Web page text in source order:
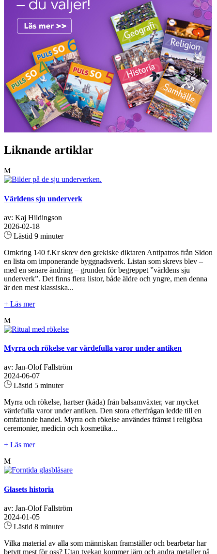
Liknande artiklar
M
Världens sju underverk
av: Kaj Hildingson
2026-02-18
Lästid 9 minuter
Omkring 140 f.Kr skrev den grekiske diktaren Antipatros från Sidon
en lista om imponerande byggnadsverk. Listan som skrevs blev –
med en senare ändring – grunden för begreppet ”världens sju
underverk”. Det finns flera listor, både äldre och yngre, men denna
är den mest klassiska...
+ Läs mer
M
Myrra och rökelse var värdefulla varor under antiken
av: Jan-Olof Fallström
2024-06-07
Lästid 5 minuter
Myrra och rökelse, hartser (kåda) från balsamväxter, var mycket
värdefulla varor under antiken. Den stora efterfrågan ledde till en
omfattande handel. Myrra och rökelse användes främst i religiösa
ceremonier, medicin och kosmetika...
+ Läs mer
M
Glasets historia
av: Jan-Olof Fallström
2024-01-05
Lästid 8 minuter
Vilka material av alla som människan framställer och bearbetar har
betytt mest för oss? Utan tvekan kommer järn och andra metaller på